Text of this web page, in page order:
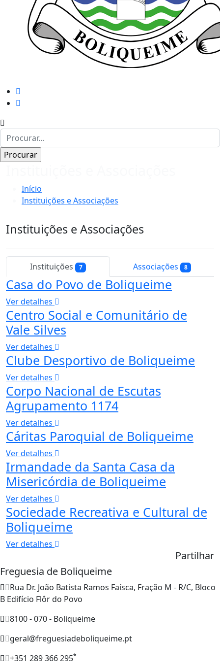
Início
Instituições e Associações
Instituições e Associações
Instituições 7 Associações 8
Casa do Povo de Boliqueime
Ver detalhes
Centro Social e Comunitário de
Vale Silves
Ver detalhes
Clube Desportivo de Boliqueime
Ver detalhes
Corpo Nacional de Escutas
Agrupamento 1174
Ver detalhes
Cáritas Paroquial de Boliqueime
Ver detalhes
Irmandade da Santa Casa da
Misericórdia de Boliqueime
Ver detalhes
Sociedade Recreativa e Cultural de
Boliqueime
Ver detalhes
Partilhar
Freguesia de Boliqueime
Rua Dr. João Batista Ramos Faísca, Fração M - R/C, Bloco
B Edifício Flôr do Povo
8100 - 070 - Boliqueime
geral@freguesiadeboliqueime.pt
+351 289 366 295*